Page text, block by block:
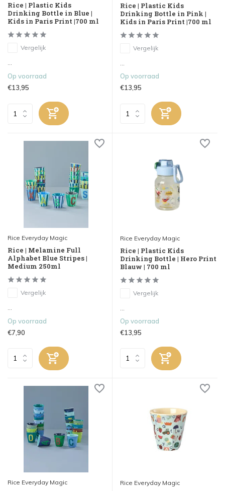
Rice | Plastic Kids
Drinking Bottle in Blue |
Kids in Paris Print |700 ml
Vergelijk
...
Op voorraad
€13,95
Rice | Plastic Kids
Drinking Bottle in Pink |
Kids in Paris Print |700 ml
Vergelijk
...
Op voorraad
€13,95
Rice Everyday Magic
Rice | Melamine Full
Alphabet Blue Stripes |
Medium 250ml
Vergelijk
Op voorraad
€7,90
Rice Everyday Magic
Rice | Plastic Kids
Drinking Bottle | Hero Print
Blauw | 700 ml
Vergelijk
Op voorraad
€13,95
Rice Everyday Magic Rice Everyday Magic